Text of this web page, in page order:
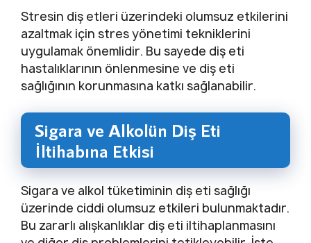
Stresin diş etleri üzerindeki olumsuz etkilerini
azaltmak için stres yönetimi tekniklerini
uygulamak önemlidir. Bu sayede diş eti
hastalıklarının önlenmesine ve diş eti
sağlığının korunmasına katkı sağlanabilir.
Sigara ve Alkolün Diş Eti
İltihabına Etkisi
Sigara ve alkol tüketiminin diş eti sağlığı
üzerinde ciddi olumsuz etkileri bulunmaktadır.
Bu zararlı alışkanlıklar diş eti iltihaplanmasını